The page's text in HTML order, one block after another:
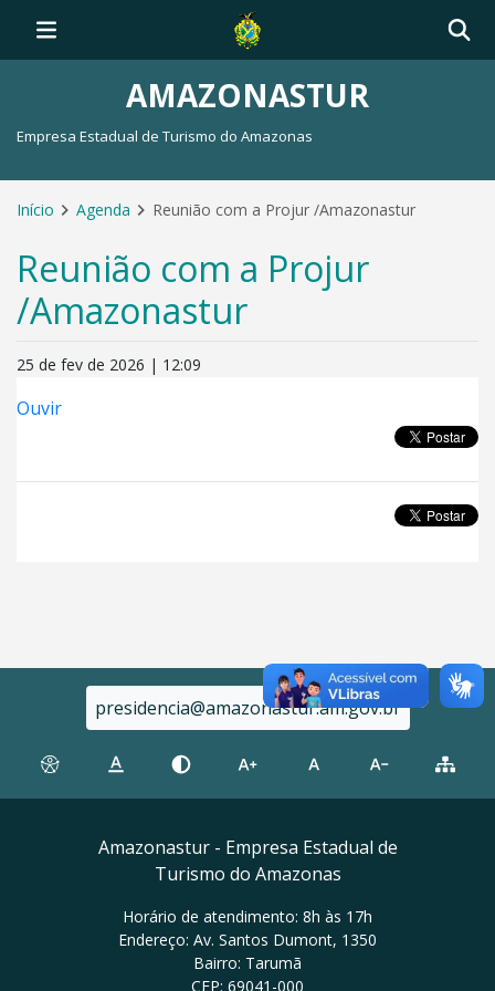
AMAZONASTUR
Empresa Estadual de Turismo do Amazonas
Início Agenda Reunião com a Projur /Amazonastur
Reunião com a Projur
/Amazonastur
25 de fev de 2026 | 12:09
Ouvir
presidencia@amazonastur.am.gov.br
Amazonastur - Empresa Estadual de
Turismo do Amazonas
Horário de atendimento: 8h às 17h
Endereço: Av. Santos Dumont, 1350
Bairro: Tarumã
CEP: 69041-000